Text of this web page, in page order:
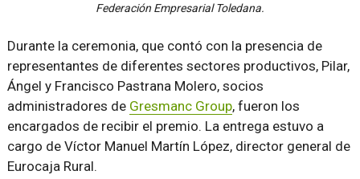
Federación Empresarial Toledana.
Durante la ceremonia, que contó con la presencia de
representantes de diferentes sectores productivos, Pilar,
Ángel y Francisco Pastrana Molero, socios
administradores de Gresmanc Group, fueron los
encargados de recibir el premio. La entrega estuvo a
cargo de Víctor Manuel Martín López, director general de
Eurocaja Rural.